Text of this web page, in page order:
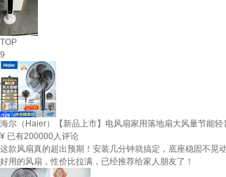
TOP
9
海尔（Haier）【新品上市】电风扇家用落地扇大风量节能
¥ 已有200000人评论
这款风扇真的超出预期！安装几分钟就搞定，底座稳固不晃
好用的风扇，性价比拉满，已经推荐给家人朋友了！